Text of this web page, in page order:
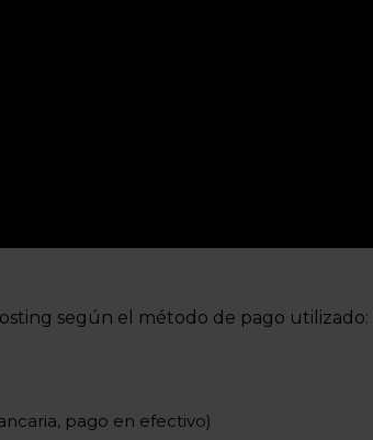
según el método de pago utilizado:
pago en efectivo)